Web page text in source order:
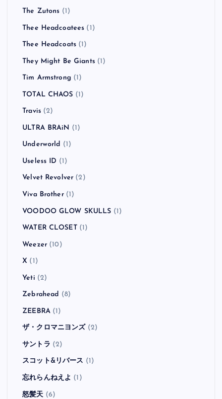
The Zutons (1)
Thee Headcoatees (1)
Thee Headcoats (1)
They Might Be Giants(1)
Tim Armstrong (1)
TOTAL CHAOS (1)
Travis(2)
ULTRA BRAiN (1)
Underworld (1)
Useless ID (1)
Velvet Revolver (2)
Viva Brother(1)
VOODOO GLOW SKULLS (1)
WATER CLOSET(1)
Weezer(10)
X (1)
Yeti (2)
Zebrahead (8)
ZEEBRA(1)
ザ・クロマニヨンズ (2)
サントラ (2)
スコット&リバース (1)
忘れらんねえよ (1)
怒髪天 (6)